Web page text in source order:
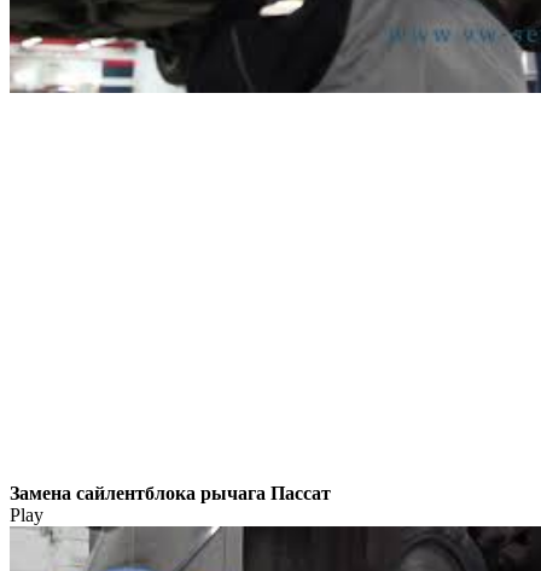
Замена сайлентблока рычага Пассат
Play